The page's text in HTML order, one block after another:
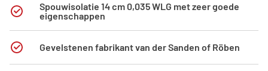
Spouwisolatie 14 cm 0,035 WLG met zeer goede
eigenschappen
Gevelstenen fabrikant van der Sanden of Röben